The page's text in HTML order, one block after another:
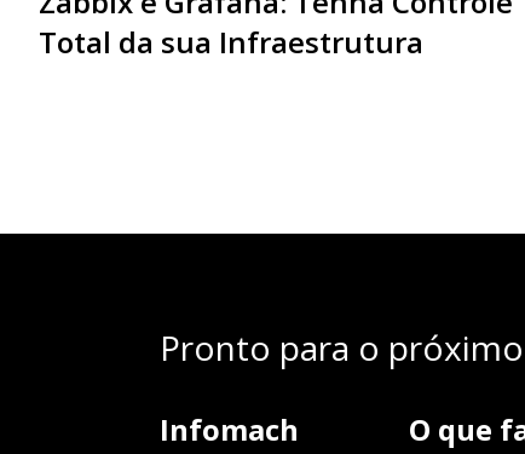
Total da sua Infraestrutura
Pronto para o
Infomach O que